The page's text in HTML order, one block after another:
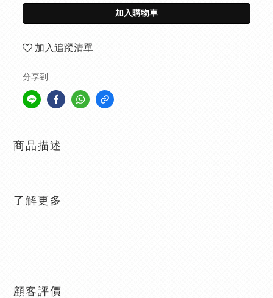
加入購物車
加入追蹤清單
分享到
商品描述
了解更多
顧客評價